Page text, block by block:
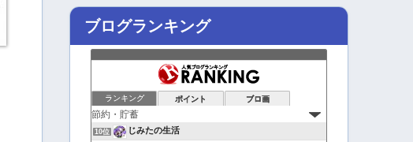
ブログランキング
ランキング ポイント ブロ画
10位 じみたの生活